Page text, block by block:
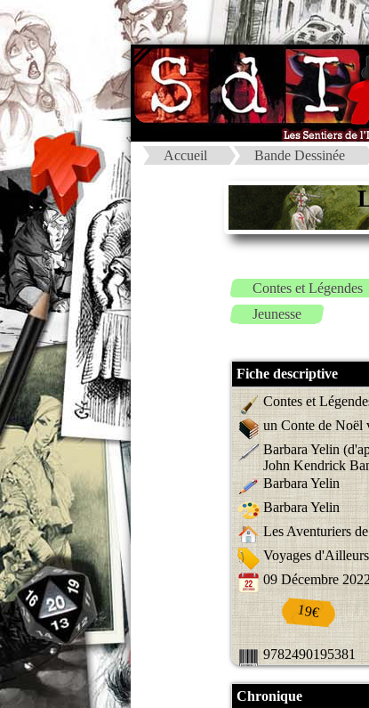
Accueil Bande Dessinée
Contes et Légendes
Jeunesse
Fiche descriptive
Contes et
un Conte de Noël
Barbara Yelin
John Kendrick
Barbara Yelin
Barbara Yelin
Les Aventuriers
Voyages d'Ailleurs
09 Décembre 2022
19€
9782490195381
Chronique